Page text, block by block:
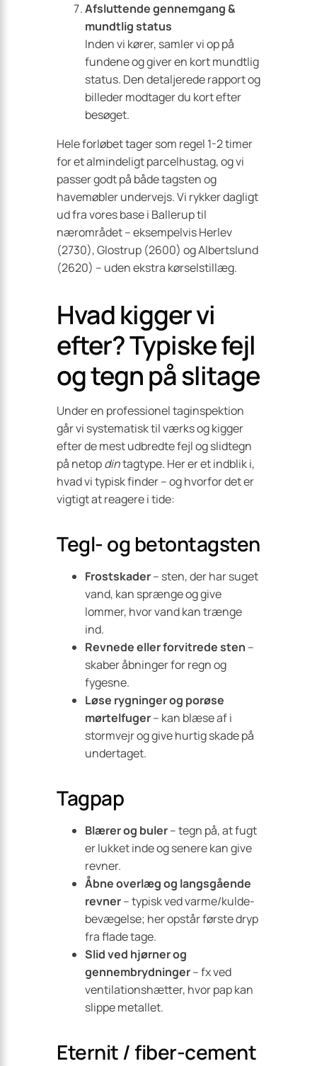
Afsluttende gennemgang &
mundtlig status
Inden vi kører, samler vi op på
fundene og giver en kort mundtlig
status. Den detaljerede rapport og
billeder modtager du kort efter
besøget.
Hele forløbet tager som regel 1-2 timer
for et almindeligt parcelhustag, og vi
passer godt på både tagsten og
havemøbler undervejs. Vi rykker dagligt
ud fra vores base i Ballerup til
nærområdet – eksempelvis Herlev
(2730), Glostrup (2600) og Albertslund
(2620) – uden ekstra kørselstillæg.
Hvad kigger vi
efter? Typiske fejl
og tegn på slitage
Under en professionel taginspektion
går vi systematisk til værks og kigger
efter de mest udbredte fejl og slidtegn
på netopdintagtype. Her er et indblik i,
hvad vi typisk finder – og hvorfor det er
vigtigt at reagere i tide:
Tegl- og betontagsten
Frostskader– sten, der har suget
vand, kan sprænge og give
lommer, hvor vand kan trænge
ind.
Revnede eller forvitrede sten –
skaber åbninger for regn og
fygesne.
Løse rygninger og porøse
mørtelfuger– kan blæse af i
stormvejr og give hurtig skade på
undertaget.
Tagpap
Blærer og buler– tegn på, at fugt
er lukket inde og senere kan give
revner.
Åbne overlæg og langsgående
revner– typisk ved varme/kulde-
bevægelse; her opstår første dryp
fra flade tage.
Slid ved hjørner og
gennembrydninger– fx ved
ventilationshætter, hvor pap kan
slippe metallet.
Eternit / fiber-cement